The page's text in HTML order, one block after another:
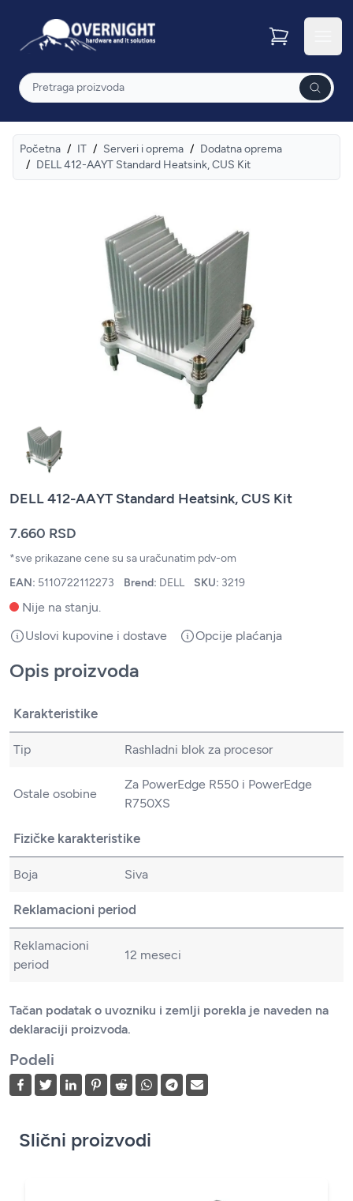
Overnight
Pretraga
Početna / IT / Serveri i oprema / Dodatna oprema
/ DELL 412-AAYT Standard Heatsink, CUS Kit
DELL 412-AAYT Standard Heatsink, CUS Kit
7.660 RSD
*sve prikazane cene su sa uračunatim pdv-om
EAN: 5110722112273 Brend: DELL SKU: 3219
Nije na stanju.
Uslovi kupovine i dostave
Opcije plaćanja
Opis proizvoda
Karakteristike
Tip Rashladni blok za procesor
Ostale osobine
Za PowerEdge R550 i PowerEdge
R750XS
Fizičke karakteristike
Boja Siva
Reklamacioni period
Reklamacioni
period
12 meseci
Tačan podatak o uvozniku i zemlji porekla je naveden na
deklaraciji proizvoda.
Podeli
Slični proizvodi